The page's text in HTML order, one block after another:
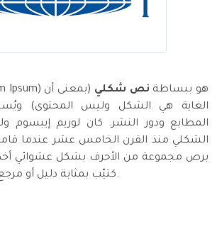
لوريم إيبسوم(Lorem Ipsum) هو ببساطة نص شكلي (بمعنى أن
الغاية هي الشكل وليس المحتوى)
المطابع ودور النشر. كان لوريم إيبسوم
الشكلي منذ القرن الخامس عشر عندما
برص مجموعة من الأحرف بشكل عشوائي
كتيّب بمثابة دليل أو مرجع شكلي لهذه الأحرف.